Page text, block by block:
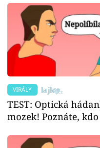
Sledujte nás
VIRÁLY
TEST: Optická
mozek! Poznáte,